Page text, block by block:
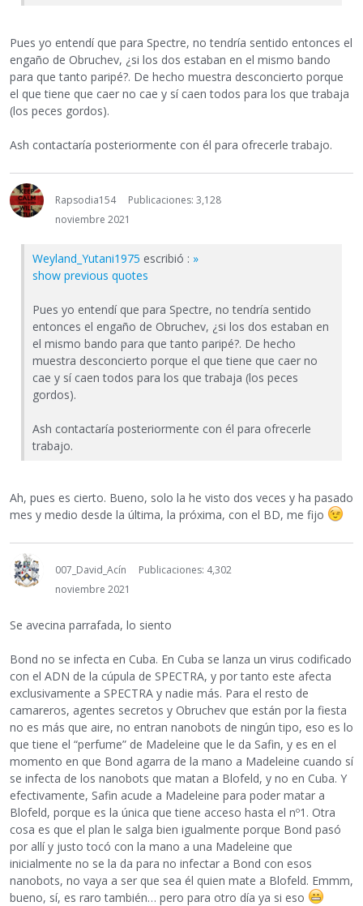
Pues yo entendí que para Spectre, no tendría sentido entonces el
engaño de Obruchev, ¿si los dos estaban en el mismo bando
para que tanto paripé?. De hecho muestra desconcierto porque
el que tiene que caer no cae y sí caen todos para los que trabaja
(los peces gordos).
Ash contactaría posteriormente con él para ofrecerle trabajo.
Rapsodia154
Publicaciones: 3,128
noviembre 2021
Weyland_Yutani1975 escribió : »
show previous quotes
Pues yo entendí que para Spectre, no tendría sentido
entonces el engaño de Obruchev, ¿si los dos estaban en
el mismo bando para que tanto paripé?. De hecho
muestra desconcierto porque el que tiene que caer no
cae y sí caen todos para los que trabaja (los peces
gordos).
Ash contactaría posteriormente con él para ofrecerle
trabajo.
Ah, pues es cierto. Bueno, solo la he visto dos veces y ha pasado
mes y medio desde la última, la próxima, con el BD, me fijo
007_David_Acín
Publicaciones: 4,302
noviembre 2021
Se avecina parrafada, lo siento
Bond no se infecta en Cuba. En Cuba se lanza un virus codificado
con el ADN de la cúpula de SPECTRA, y por tanto este afecta
exclusivamente a SPECTRA y nadie más. Para el resto de
camareros, agentes secretos y Obruchev que están por la fiesta
no es más que aire, no entran nanobots de ningún tipo, eso es lo
que tiene el “perfume” de Madeleine que le da Safin, y es en el
momento en que Bond agarra de la mano a Madeleine cuando sí
se infecta de los nanobots que matan a Blofeld, y no en Cuba. Y
efectivamente, Safin acude a Madeleine para poder matar a
Blofeld, porque es la única que tiene acceso hasta el nº1. Otra
cosa es que el plan le salga bien igualmente porque Bond pasó
por allí y justo tocó con la mano a una Madeleine que
inicialmente no se la da para no infectar a Bond con esos
nanobots, no vaya a ser que sea él quien mate a Blofeld. Emmm,
bueno, sí, es raro también… pero para otro día ya si eso